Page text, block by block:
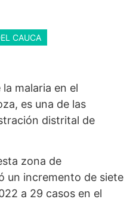
CAUCA
malaria en el
es una de las
distrital de
zona de
un incremento de siete
a 29 casos en el